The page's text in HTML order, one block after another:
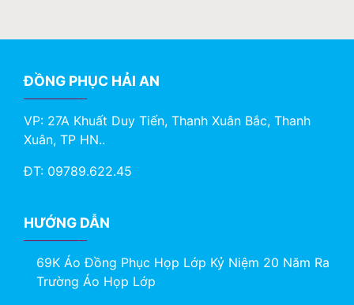
ĐỒNG PHỤC HẢI AN
VP: 27A Khuất Duy Tiến, Thanh Xuân Bắc, Thanh
Xuân, TP HN..
ĐT: 09789.622.45
HƯỚNG DẪN
69K Áo Đồng Phục Họp Lớp Kỷ Niệm 20 Năm Ra
Trường Áo Họp Lớp